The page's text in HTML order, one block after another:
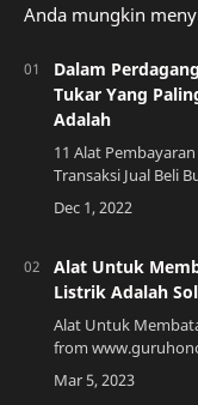
Anda mungkin
Dalam
Tukar Yang
Adalah
11 Alat
Transaksi Jual Beli
perdagangan
Alat Untuk
Listrik Adalah
Alat Untuk
from
Diperlukan Alat
Aliran listrik yang